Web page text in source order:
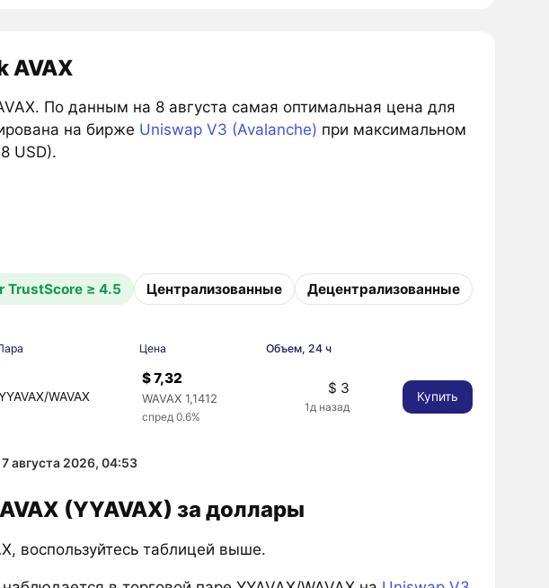
AVAX
По данным на 8 августа самая оптимальная цена для
на бирже Uniswap V3 (Avalanche) при максимальном
USD).
TrustScore ≥ 4.5 Централизованные Децентрализованные
Цена Объем, 24 ч
WAVAX
$ 7,32
WAVAX 1,1412
спред 0.6%
$ 3
1д назад
Купить
7 августа 2026, 04:53
(YYAVAX) за доллары
воспользуйтесь таблицей выше.